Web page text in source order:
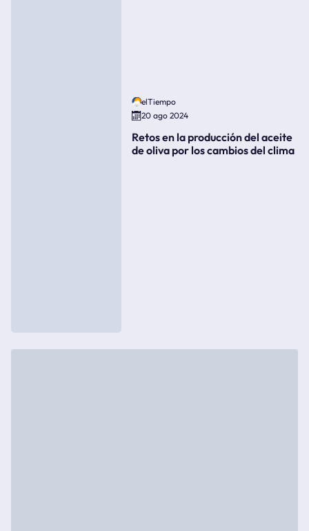
elTiempo
20 ago 2024
Retos en la producción del aceite
de oliva por los cambios del clima